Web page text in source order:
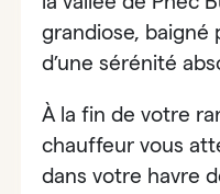
grandiose, baigné
d’une sérénité
À la fin de votre
chauffeur vous
dans votre havre